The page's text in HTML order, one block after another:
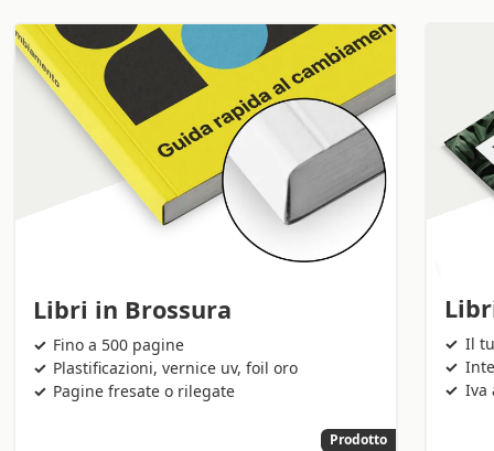
Libri in Brossura
Fino a 500 pagine
Plastificazioni, vernice uv, foil oro
Pagine fresate o rilegate
Prodotto
Il
Iva